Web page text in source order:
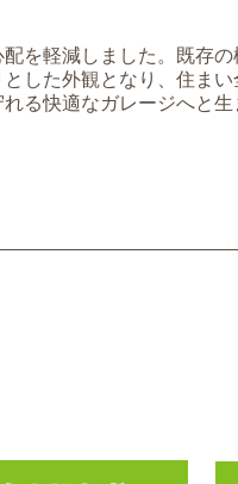
を軽減しました。既存
した外観となり、住ま
る快適なガレージへと生